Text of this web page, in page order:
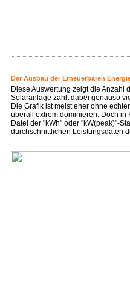
Der Ausbau der Erneuerbaren
Diese Auswertung zeigt die Anzahl
Solaranlage zählt dabei genauso
Die Grafik ist meist eher ohne
überall extrem dominieren. Doch in
Datei der "kWh" oder "kW(peak)"-
durchschnittlichen Leistungsdaten